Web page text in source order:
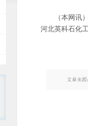
（本网讯
河北英科石化